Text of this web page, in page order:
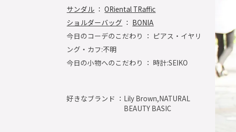
サンダル ：ORiental TRaffic
ショルダーバッグ ： BONIA
今日のコーデのこだわり ： ピアス・イヤリ
ング・カフ:不明
今日の小物へのこだわり ： 時計:SEIKO
好きなブランド ： Lily Brown,NATURAL
BEAUTY BASIC